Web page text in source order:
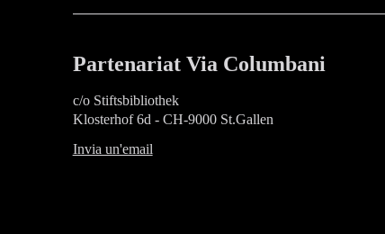
Partenariat Via Columbani
c/o Stiftsbibliothek
Klosterhof 6d - CH-9000 St.Gallen
Invia un'email